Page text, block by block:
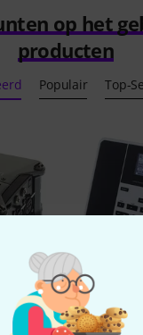
op het
producten
Populair Top-
BossJS-10